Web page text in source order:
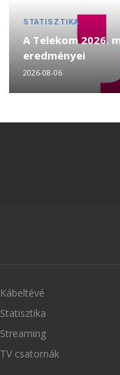
STATISZTIKA
A Telekom 2026.
eredményei
2026-08-06
Kábeltévé
Statisztika
Streaming
TV csatornák